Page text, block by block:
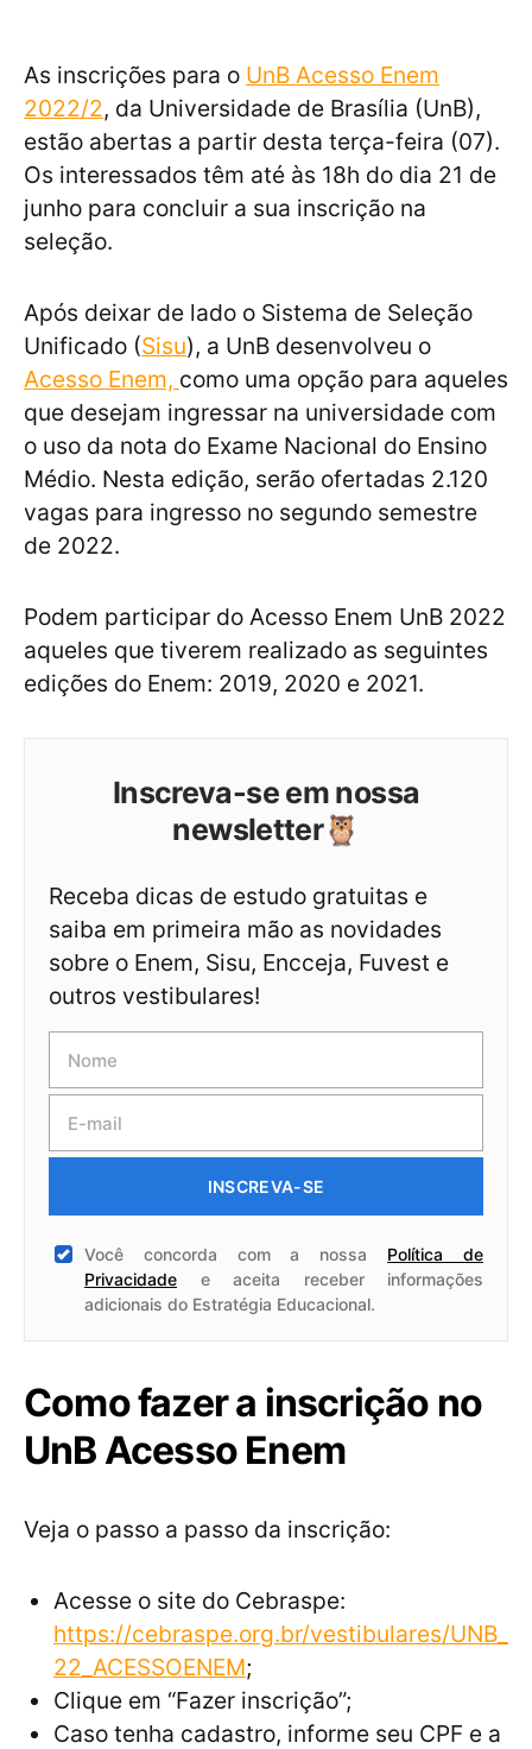
As inscrições para o UnB Acesso Enem
2022/2, da Universidade de Brasília (UnB),
estão abertas a partir desta terça-feira (07).
Os interessados têm até às 18h do dia 21 de
junho para concluir a sua inscrição na
seleção.
Após deixar de lado o Sistema de Seleção
Unificado (Sisu), a UnB desenvolveu o
Acesso Enem, como uma opção para aqueles
que desejam ingressar na universidade com
o uso da nota do Exame Nacional do Ensino
Médio. Nesta edição, serão ofertadas 2.120
vagas para ingresso no segundo semestre
de 2022.
Podem participar do Acesso Enem UnB 2022
aqueles que tiverem realizado as seguintes
edições do Enem: 2019, 2020 e 2021.
Inscreva-se em nossa
newsletter🦉
Receba dicas de estudo gratuitas e
saiba em primeira mão as novidades
sobre o Enem, Sisu, Encceja, Fuvest e
outros vestibulares!
INSCREVA-SE
Você concorda com a nossa Política de
Privacidade e aceita receber informações
adicionais do Estratégia Educacional.
Como fazer a inscrição no
UnB Acesso Enem
Veja o passo a passo da inscrição:
Acesse o site do Cebraspe:
https://cebraspe.org.br/vestibulares/UNB_
22_ACESSOENEM;
Clique em “Fazer inscrição”;
Caso tenha cadastro, informe seu CPF e a